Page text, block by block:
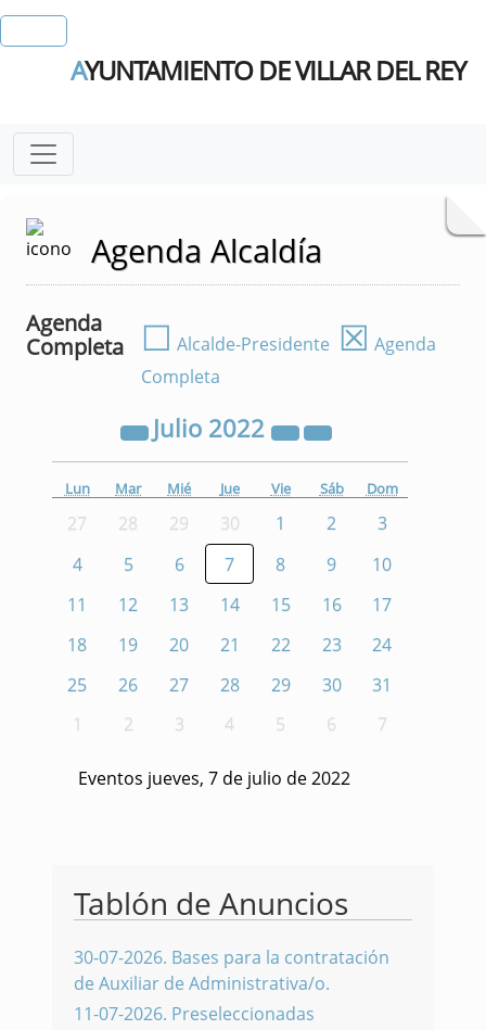
AYUNTAMIENTO DE VILLAR DEL REY
Agenda Alcaldía
Agenda
Completa
☐ Alcalde-Presidente ☒ Agenda
Completa
Julio 2022
Lun Mar Mié Jue Vie Sáb Dom
27 28 29 30 1 2
3
4
5 6 7 8 9
10
11
12 13 14 15 16
17
18
19 20 21 22 23
24
25
26 27 28 29 30
31
1
2 3 4 5 6 7
Eventos jueves, 7 de julio de 2022
Tablón de Anuncios
30-07-2026. Bases para la contratación
de Auxiliar de Administrativa/o.
11-07-2026. Preseleccionadas